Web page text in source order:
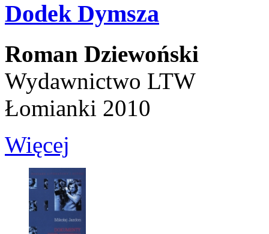
Dodek Dymsza
Roman Dziewoński
Wydawnictwo LTW
Łomianki 2010
Więcej